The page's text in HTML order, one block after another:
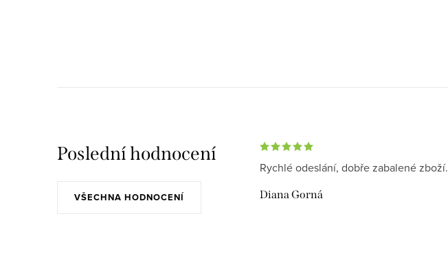
Poslední hodnocení
VŠECHNA HODNOCENÍ
Rychlé odeslání, dobře zabalené zboží.
Diana Gorná